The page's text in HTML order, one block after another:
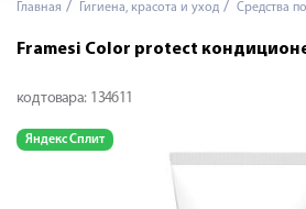
Главная Гигиена, красота и уход Средства
Framesi Color protect
код товара: 134611
Яндекс Сплит